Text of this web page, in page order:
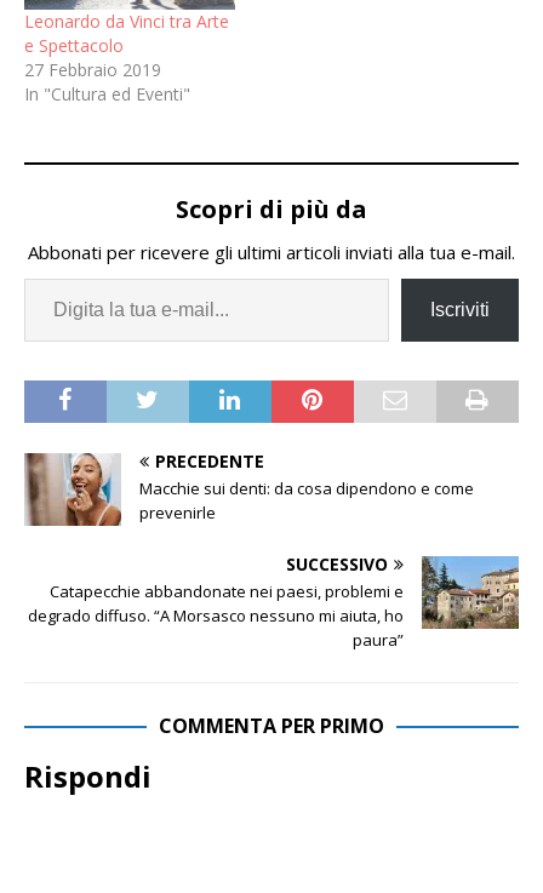
Leonardo da Vinci tra Arte
e Spettacolo
27 Febbraio 2019
In "Cultura ed Eventi"
Scopri di più da
Abbonati per ricevere gli ultimi articoli inviati alla tua e-mail.
Iscriviti
PRECEDENTE
Macchie sui denti: da cosa dipendono e come
prevenirle
SUCCESSIVO
Catapecchie abbandonate nei paesi, problemi e
degrado diffuso. “A Morsasco nessuno mi aiuta, ho
paura”
COMMENTA PER PRIMO
Rispondi